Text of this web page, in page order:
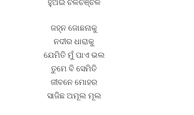
ଜହ୍ନ ଜୋଛନାକୁ
ନଦୀର ଧାରାକୁ
ଯେମିତି ମୁଁ ପାଏ ଭଲ
ତୁମେ ବି ସେମିତି
ଜୀବନେ ମୋହର
ସାଜିଛ ଅମୂଲ ମୂଲ